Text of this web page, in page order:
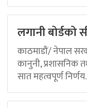
लगानी बोर्डको
काठमाडौं/ नेपाल
कानुनी, प्रशासनिक
सात महत्वपूर्ण